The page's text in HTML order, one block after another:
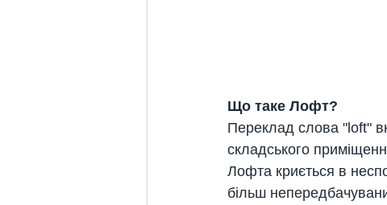
Що таке Лофт?
Переклад слова "loft"
складського
Лофта криється в
більш